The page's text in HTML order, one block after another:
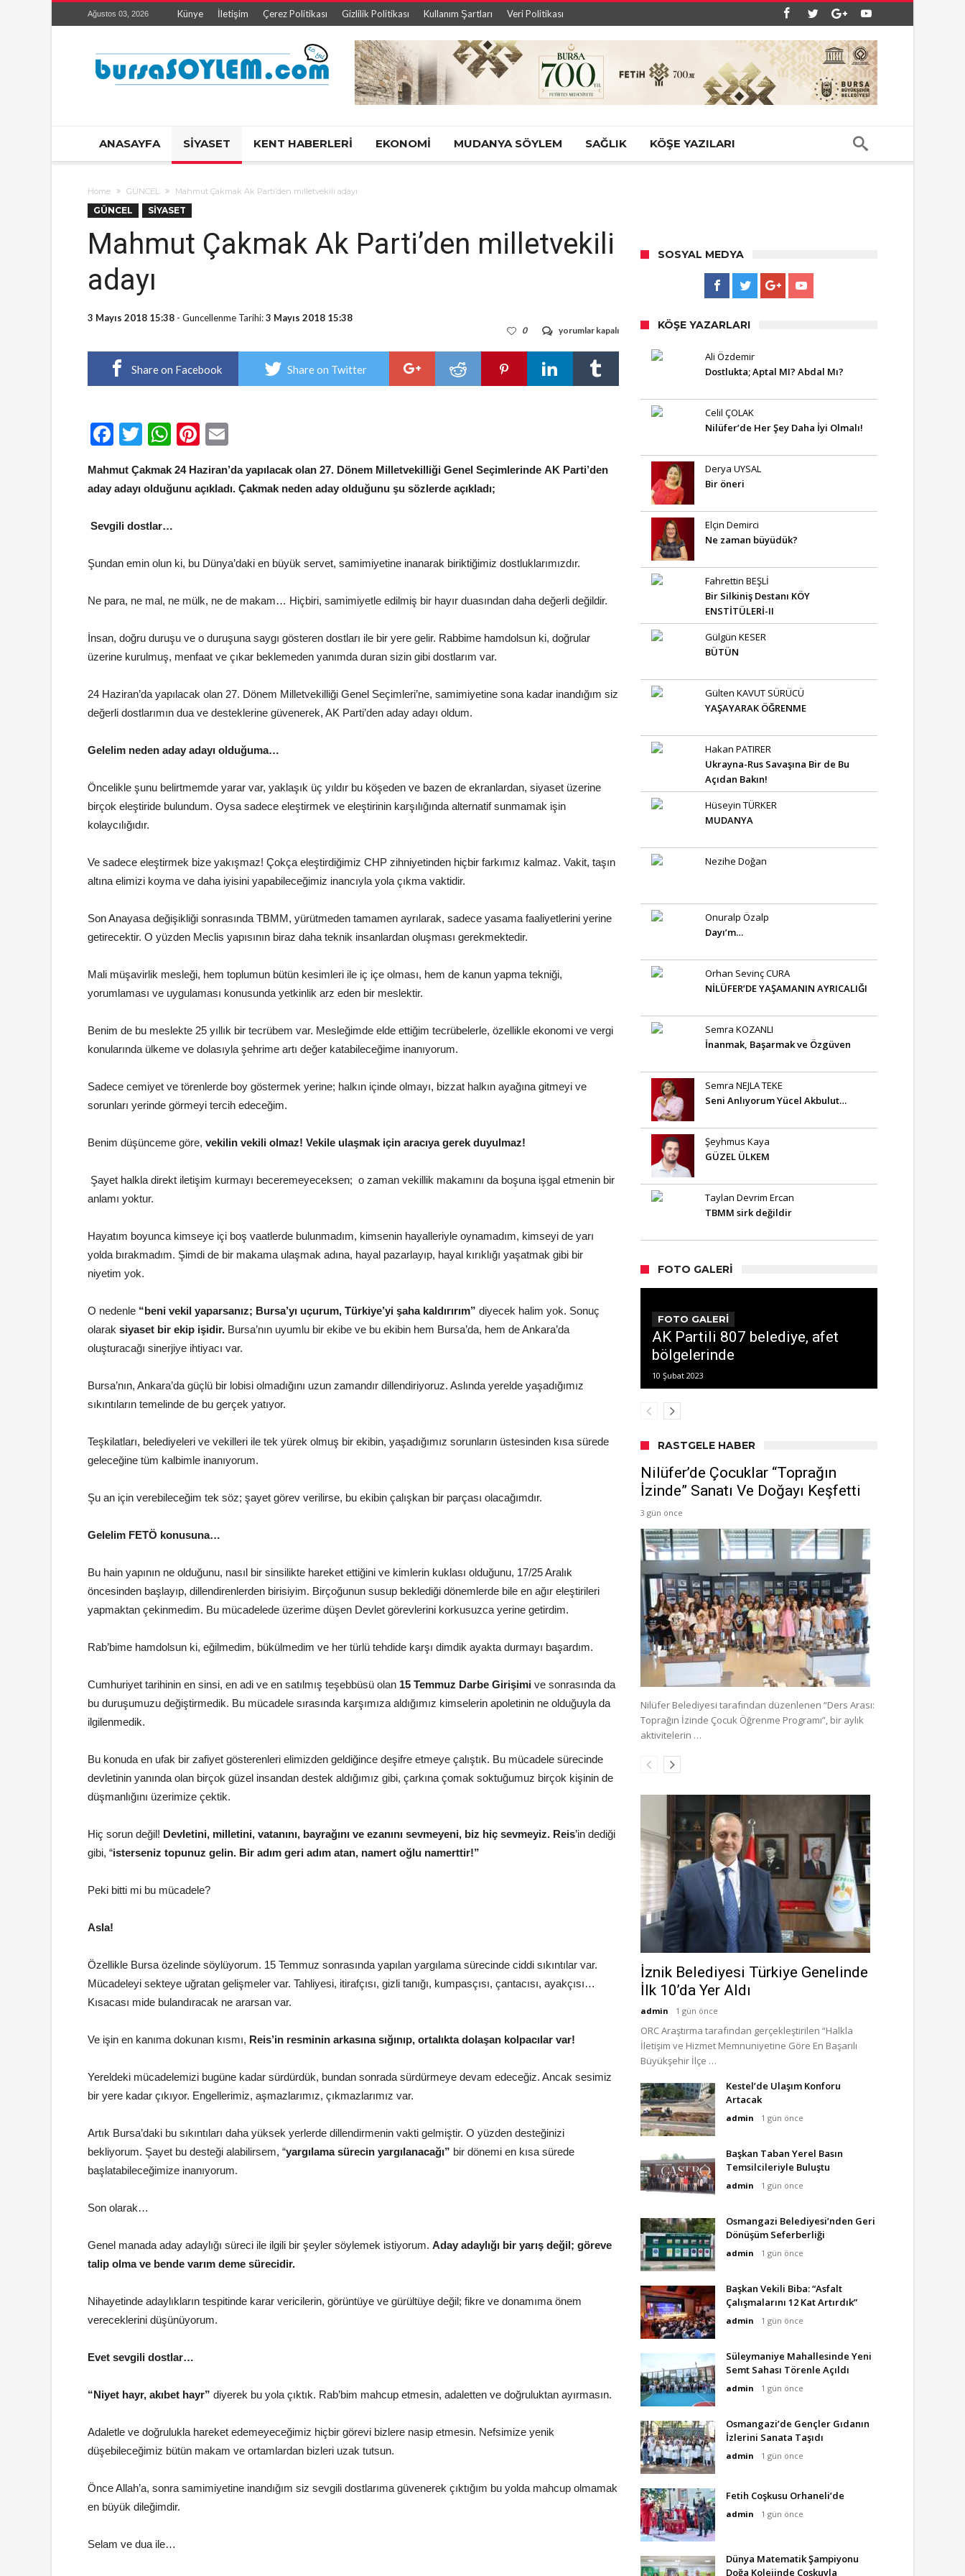
Ağustos 03, 2026 Künye İletişim Çerez Politikası Gizlilik Politikası Kullanım Şartları Veri Politikası
ANASAYFA SİYASET KENT HABERLERİ EKONOMİ MUDANYA SÖYLEM SAĞLIK KÖŞE YAZILARI
Home GÜNCEL Mahmut Çakmak Ak Parti’den milletvekili adayı
GÜNCEL SİYASET
Mahmut Çakmak Ak Parti’den milletvekili
adayı
3 Mayıs 2018 15:38 - Guncellenme Tarihi:3 Mayıs 2018 15:38
Mahmut
Ak
Parti’den
milletvekili
adayı
yorumlar kapalı
0
Share on Facebook Share on Twitter
Facebook
TwitterWhatsApp
Pinterest
Mahmut Çakmak 24 Haziran’da yapılacak olan 27. Dönem Milletvekilliği Genel Seçimlerinde AK Parti’den
aday adayı olduğunu açıkladı. Çakmak neden aday olduğunu şu sözlerde açıkladı;
Sevgili dostlar…
Şundan emin olun ki, bu Dünya’daki en büyük servet, samimiyetine inanarak biriktiğimiz dostluklarımızdır.
Ne para, ne mal, ne mülk, ne de makam… Hiçbiri, samimiyetle edilmiş bir hayır duasından daha değerli değildir.
İnsan, doğru duruşu ve o duruşuna saygı gösteren dostları ile bir yere gelir. Rabbime hamdolsun ki, doğrular
üzerine kurulmuş, menfaat ve çıkar beklemeden yanımda duran sizin gibi dostlarım var.
24 Haziran’da yapılacak olan 27. Dönem Milletvekilliği Genel Seçimleri’ne, samimiyetine sona kadar inandığım siz
değerli dostlarımın dua ve desteklerine güvenerek, AK Parti’den aday adayı oldum.
Gelelim neden aday adayı olduğuma…
Öncelikle şunu belirtmemde yarar var, yaklaşık üç yıldır bu köşeden ve bazen de ekranlardan, siyaset üzerine
birçok eleştiride bulundum. Oysa sadece eleştirmek ve eleştirinin karşılığında alternatif sunmamak işin
kolaycılığıdır.
Ve sadece eleştirmek bize yakışmaz! Çokça eleştirdiğimiz CHP zihniyetinden hiçbir farkımız kalmaz. Vakit, taşın
altına elimizi koyma ve daha iyisini yapabileceğimiz inancıyla yola çıkma vaktidir.
Son Anayasa değişikliği sonrasında TBMM, yürütmeden tamamen ayrılarak, sadece yasama faaliyetlerini yerine
getirecektir. O yüzden Meclis yapısının biraz daha teknik insanlardan oluşması gerekmektedir.
Mali müşavirlik mesleği, hem toplumun bütün kesimleri ile iç içe olması, hem de kanun yapma tekniği,
yorumlaması ve uygulaması konusunda yetkinlik arz eden bir meslektir.
Benim de bu meslekte 25 yıllık bir tecrübem var. Mesleğimde elde ettiğim tecrübelerle, özellikle ekonomi ve vergi
konularında ülkeme ve dolasıyla şehrime artı değer katabileceğime inanıyorum.
Sadece cemiyet ve törenlerde boy göstermek yerine; halkın içinde olmayı, bizzat halkın ayağına gitmeyi ve
sorunları yerinde görmeyi tercih edeceğim.
Benim düşünceme göre, vekilin vekili olmaz! Vekile ulaşmak için aracıya gerek duyulmaz!
Şayet halkla direkt iletişim kurmayı beceremeyeceksen; o zaman vekillik makamını da boşuna işgal etmenin bir
anlamı yoktur.
Hayatım boyunca kimseye içi boş vaatlerde bulunmadım, kimsenin hayalleriyle oynamadım, kimseyi de yarı
yolda bırakmadım. Şimdi de bir makama ulaşmak adına, hayal pazarlayıp, hayal kırıklığı yaşatmak gibi bir
niyetim yok.
O nedenle “beni vekil yaparsanız; Bursa’yı uçurum, Türkiye’yi şaha kaldırırım” diyecek halim yok. Sonuç
olarak siyaset bir ekip işidir. Bursa’nın uyumlu bir ekibe ve bu ekibin hem Bursa’da, hem de Ankara’da
oluşturacağı sinerjiye ihtiyacı var.
Bursa’nın, Ankara’da güçlü bir lobisi olmadığını uzun zamandır dillendiriyoruz. Aslında yerelde yaşadığımız
sıkıntıların temelinde de bu gerçek yatıyor.
Teşkilatları, belediyeleri ve vekilleri ile tek yürek olmuş bir ekibin, yaşadığımız sorunların üstesinden kısa sürede
geleceğine tüm kalbimle inanıyorum.
Şu an için verebileceğim tek söz; şayet görev verilirse, bu ekibin çalışkan bir parçası olacağımdır.
Gelelim FETÖ konusuna…
Bu hain yapının ne olduğunu, nasıl bir sinsilikte hareket ettiğini ve kimlerin kuklası olduğunu, 17/25 Aralık
öncesinden başlayıp, dillendirenlerden birisiyim. Birçoğunun susup beklediği dönemlerde bile en ağır eleştirileri
yapmaktan çekinmedim. Bu mücadelede üzerime düşen Devlet görevlerini korkusuzca yerine getirdim.
Rab’bime hamdolsun ki, eğilmedim, bükülmedim ve her türlü tehdide karşı dimdik ayakta durmayı başardım.
Cumhuriyet tarihinin en sinsi, en adi ve en satılmış teşebbüsü olan 15 Temmuz Darbe Girişimi ve sonrasında da
bu duruşumuzu değiştirmedik. Bu mücadele sırasında karşımıza aldığımız kimselerin apoletinin ne olduğuyla da
ilgilenmedik.
Bu konuda en ufak bir zafiyet gösterenleri elimizden geldiğince deşifre etmeye çalıştık. Bu mücadele sürecinde
devletinin yanında olan birçok güzel insandan destek aldığımız gibi, çarkına çomak soktuğumuz birçok kişinin de
düşmanlığını üzerimize çektik.
Hiç sorun değil! Devletini, milletini, vatanını, bayrağını ve ezanını sevmeyeni, biz hiç sevmeyiz. Reis’in dediği
gibi, “isterseniz topunuz gelin. Bir adım geri adım atan, namert oğlu namerttir!”
Peki bitti mi bu mücadele?
Asla!
Özellikle Bursa özelinde söylüyorum. 15 Temmuz sonrasında yapılan yargılama sürecinde ciddi sıkıntılar var.
Mücadeleyi sekteye uğratan gelişmeler var. Tahliyesi, itirafçısı, gizli tanığı, kumpasçısı, çantacısı, ayakçısı…
Kısacası mide bulandıracak ne ararsan var.
Ve işin en kanıma dokunan kısmı, Reis’in resminin arkasına sığınıp, ortalıkta dolaşan kolpacılar var!
Yereldeki mücadelemizi bugüne kadar sürdürdük, bundan sonrada sürdürmeye devam edeceğiz. Ancak sesimiz
bir yere kadar çıkıyor. Engellerimiz, aşmazlarımız, çıkmazlarımız var.
Artık Bursa’daki bu sıkıntıları daha yüksek yerlerde dillendirmenin vakti gelmiştir. O yüzden desteğinizi
bekliyorum. Şayet bu desteği alabilirsem, “yargılama sürecin yargılanacağı” bir dönemi en kısa sürede
başlatabileceğimize inanıyorum.
Son olarak…
Genel manada aday adaylığı süreci ile ilgili bir şeyler söylemek istiyorum. Aday adaylığı bir yarış değil; göreve
talip olma ve bende varım deme sürecidir.
Nihayetinde adaylıkların tespitinde karar vericilerin, görüntüye ve gürültüye değil; fikre ve donamıma önem
vereceklerini düşünüyorum.
Evet sevgili dostlar…
“Niyet hayr, akıbet hayr” diyerek bu yola çıktık. Rab’bim mahcup etmesin, adaletten ve doğruluktan ayırmasın.
Adaletle ve doğrulukla hareket edemeyeceğimiz hiçbir görevi bizlere nasip etmesin. Nefsimize yenik
düşebileceğimiz bütün makam ve ortamlardan bizleri uzak tutsun.
Önce Allah’a, sonra samimiyetine inandığım siz sevgili dostlarıma güvenerek çıktığım bu yolda mahcup olmamak
en büyük dileğimdir.
Selam ve dua ile…
SOSYAL MEDYA
KÖŞE YAZARLARI
Ali Özdemir
Dostlukta; Aptal MI? Abdal Mı?
Celil ÇOLAK
Nilüfer’de Her Şey Daha İyi Olmalı!
Derya UYSAL
Bir öneri
Elçin Demirci
Ne zaman büyüdük?
Fahrettin BEŞLİ
Bir Silkiniş Destanı KÖY
ENSTİTÜLERİ-II
Gülgün KESER
BÜTÜN
Gülten KAVUT SÜRÜCÜ
YAŞAYARAK ÖĞRENME
Hakan PATIRER
Ukrayna-Rus Savaşına Bir de Bu
Açıdan Bakın!
Hüseyin TÜRKER
MUDANYA
Nezihe Doğan
Onuralp Özalp
Dayı’m…
Orhan Sevinç CURA
NİLÜFER’DE YAŞAMANIN AYRICALIĞI
Semra KOZANLI
İnanmak, Başarmak ve Özgüven
Semra NEJLA TEKE
Seni Anlıyorum Yücel Akbulut…
Şeyhmus Kaya
GÜZEL ÜLKEM
Taylan Devrim Ercan
TBMM sirk değildir
FOTO GALERI
FOTO GALERİ
AK Partili 807 belediye, afet
bölgelerinde
10 Şubat 2023
RASTGELE HABER
Nilüfer’de Çocuklar “Toprağın
İzinde” Sanatı Ve Doğayı Keşfetti
3 gün önce
Nilüfer Belediyesi tarafından düzenlenen “Ders Arası:
Toprağın İzinde Çocuk Öğrenme Programı”, bir aylık
aktivitelerin …
İznik Belediyesi Türkiye Genelinde
İlk 10’da Yer Aldı
admin 1 gün önce
ORC Araştırma tarafından gerçekleştirilen “Halkla
İletişim ve Hizmet Memnuniyetine Göre En Başarılı
Büyükşehir İlçe …
Kestel’de Ulaşım Konforu
Artacak
admin 1 gün önce
Başkan Taban Yerel Basın
Temsilcileriyle Buluştu
admin 1 gün önce
Osmangazi Belediyesi’nden Geri
Dönüşüm Seferberliği
admin 1 gün önce
Başkan Vekili Biba: “Asfalt
Çalışmalarını 12 Kat Artırdık”
admin 1 gün önce
Süleymaniye Mahallesinde Yeni
Semt Sahası Törenle Açıldı
admin 1 gün önce
Osmangazi’de Gençler Gıdanın
İzlerini Sanata Taşıdı
admin 1 gün önce
Fetih Coşkusu Orhaneli’de
admin 1 gün önce
Dünya Matematik Şampiyonu
Doğa Kolejinde Coşkuyla